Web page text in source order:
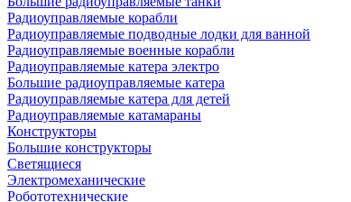
Радиоуправляемые корабли
Радиоуправляемые подводные лодки для ванной
Радиоуправляемые военные корабли
Радиоуправляемые катера электро
Большие радиоуправляемые катера
Радиоуправляемые катера для детей
Радиоуправляемые катамараны
Конструкторы
Большие конструкторы
Светящиеся
Электромеханические
Робототехнические